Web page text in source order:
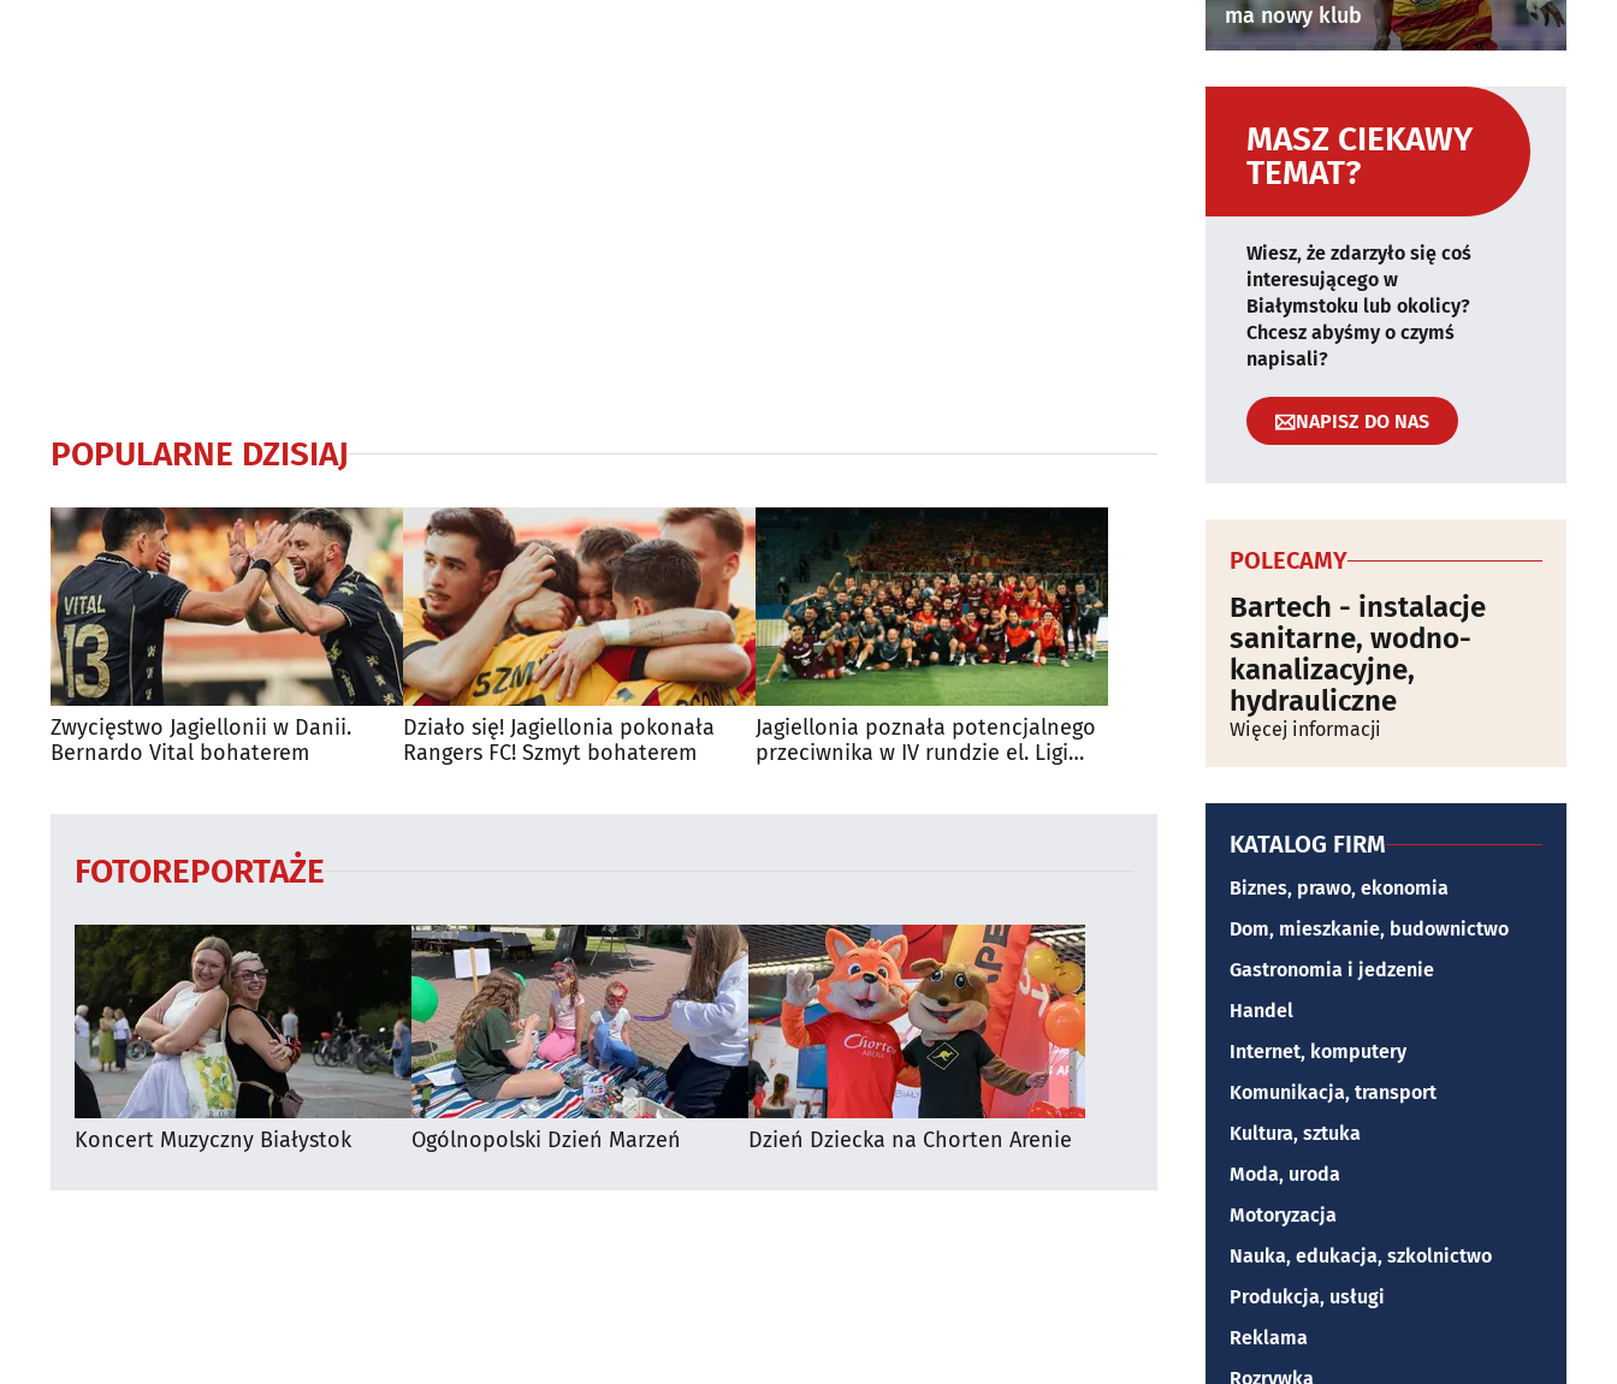
POPULARNE DZISIAJ
Zwycięstwo Jagiellonii w Danii.
Bernardo Vital bohaterem
Działo się! Jagiellonia pokonała
Rangers FC! Szmyt bohaterem
Jagiellonia poznała potencjalnego
przeciwnika w IV rundzie el. Ligi
FOTOREPORTAŻE
Koncert Muzyczny Białystok Ogólnopolski Dzień Marzeń Dzień Dziecka na Chorten Arenie
ma nowy klub
MASZ CIEKAWY
TEMAT?
Wiesz, że zdarzyło się coś
interesującego w
Białymstoku lub okolicy?
Chcesz abyśmy o czymś
napisali?
NAPISZ DO NAS
POLECAMY
Bartech - instalacje
sanitarne, wodno-
kanalizacyjne,
hydrauliczne
Więcej informacji
KATALOG FIRM
Biznes, prawo, ekonomia
Dom, mieszkanie, budownictwo
Gastronomia i jedzenie
Handel
Internet, komputery
Komunikacja, transport
Kultura, sztuka
Moda, uroda
Motoryzacja
Nauka, edukacja, szkolnictwo
Produkcja, usługi
Reklama
Rozrywka